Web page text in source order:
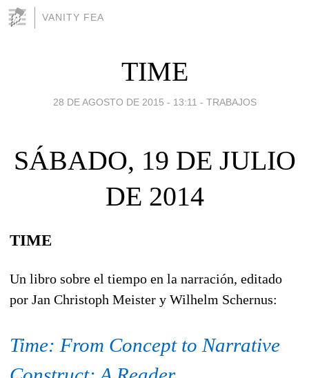
VANITY FEA
TIME
28 DE AGOSTO DE 2015 - 13:11 - TRABAJOS
SÁBADO, 19 DE JULIO
DE 2014
TIME
Un libro sobre el tiempo en la narración, editado
por Jan Christoph Meister y Wilhelm Schernus:
Time: From Concept to Narrative